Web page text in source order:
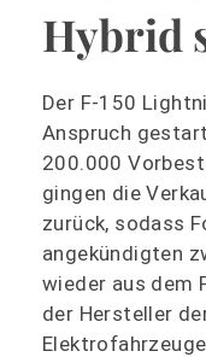
Hybrid
Der F-150
Anspruch
200.000
gingen die
zurück, sodass
angekündigten
wieder aus dem
der Hersteller